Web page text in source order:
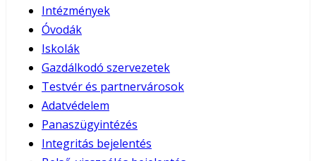
Intézmények
Óvodák
Iskolák
Gazdálkodó szervezetek
Testvér és partnervárosok
Adatvédelem
Panaszügyintézés
Integritás bejelentés